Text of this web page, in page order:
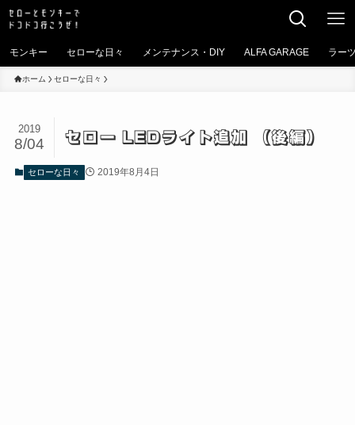
モンキー セローな日々 メンテナンス・DIY ALFA GARAGE ラー
ホーム セローな日々
セロー LEDライト追加 （後編）
2019
8/04
セローな日々 2019年8月4日